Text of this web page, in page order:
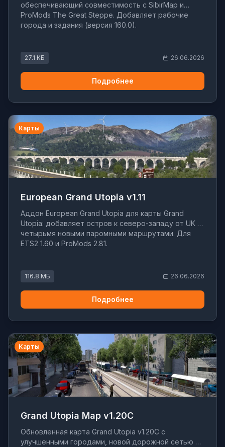
обеспечивающий совместимость с SibirMap и
ProMods The Great Steppe. Добавляет рабочие
города и задания (версия 160.0).
27.1 КБ 26.06.2026
Подробнее
Карты
European Grand Utopia v1.11
Аддон European Grand Utopia для карты Grand
Utopia: добавляет остров к северо-западу от UK с
четырьмя новыми паромными маршрутами. Для
ETS2 1.60 и ProMods 2.81.
116.8 МБ 26.06.2026
Подробнее
Карты
Grand Utopia Map v1.20C
Обновленная карта Grand Utopia v1.20C с
улучшенными городами, новой дорожной сетью и